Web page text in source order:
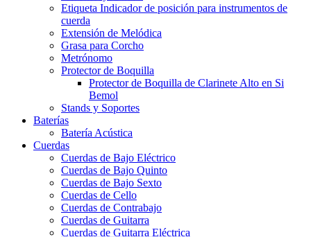
Etiqueta Indicador de posición para instrumentos de
cuerda
Extensión de Melódica
Grasa para Corcho
Metrónomo
Protector de Boquilla
Protector de Boquilla de Clarinete Alto en Si
Bemol
Stands y Soportes
Baterías
Batería Acústica
Cuerdas
Cuerdas de Bajo Eléctrico
Cuerdas de Bajo Quinto
Cuerdas de Bajo Sexto
Cuerdas de Cello
Cuerdas de Contrabajo
Cuerdas de Guitarra
Cuerdas de Guitarra Eléctrica